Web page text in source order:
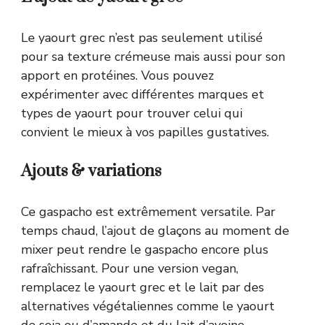
Le yaourt grec n’est pas seulement utilisé
pour sa texture crémeuse mais aussi pour son
apport en protéines. Vous pouvez
expérimenter avec différentes marques et
types de yaourt pour trouver celui qui
convient le mieux à vos papilles gustatives.
Ajouts & variations
Ce gaspacho est extrêmement versatile. Par
temps chaud, l’ajout de glaçons au moment de
mixer peut rendre le gaspacho encore plus
rafraîchissant. Pour une version vegan,
remplacez le yaourt grec et le lait par des
alternatives végétaliennes comme le yaourt